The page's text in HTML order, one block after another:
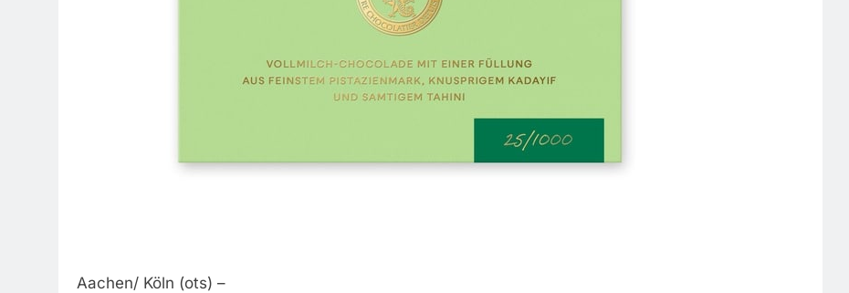
Aachen/ Köln (ots) –